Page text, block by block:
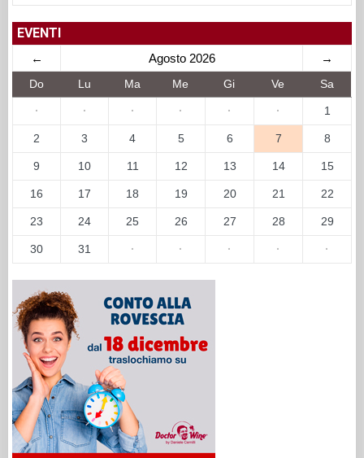
EVENTI
← Agosto 2026 →
Do Lu Ma Me Gi Ve Sa
· · · · · · 1
2 3 4 5 6 7 8
9 10 11 12 13 14 15
16 17 18 19 20 21 22
23 24 25 26 27 28 29
30 31 · · · · ·